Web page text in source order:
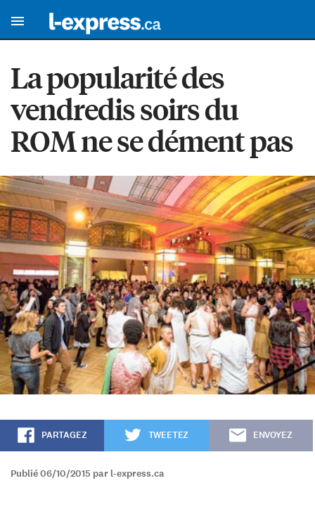
La popularité des
vendredis soirs du
ROM ne se dément pas
PARTAGEZ TWEETEZ ENVOYEZ
Publié 06/10/2015 par l-express.ca